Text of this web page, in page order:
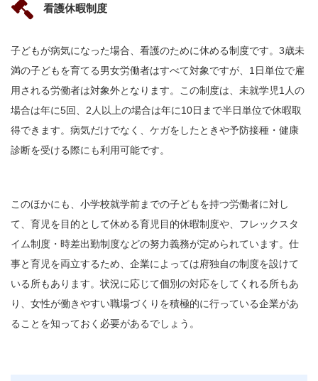
看護休暇制度
子どもが病気になった場合、看護のために休める制度です。3歳未
満の子どもを育てる男女労働者はすべて対象ですが、1日単位で雇
用される労働者は対象外となります。この制度は、未就学児1人の
場合は年に5回、2人以上の場合は年に10日まで半日単位で休暇取
得できます。病気だけでなく、ケガをしたときや予防接種・健康
診断を受ける際にも利用可能です。
このほかにも、小学校就学前までの子どもを持つ労働者に対し
て、育児を目的として休める育児目的休暇制度や、フレックスタ
イム制度・時差出勤制度などの努力義務が定められています。仕
事と育児を両立するため、企業によっては府独自の制度を設けて
いる所もあります。状況に応じて個別の対応をしてくれる所もあ
り、女性が働きやすい職場づくりを積極的に行っている企業があ
ることを知っておく必要があるでしょう。